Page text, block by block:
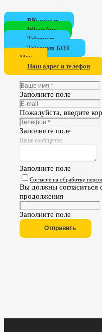
ВКонтакте
WhatsApp
Telegram
Telegram БОТ
Мах
Наш адрес и телефон
Заполните поле
Пожалуйста, введите
Заполните поле
Ваше сообщение
Заполните поле
Согласие на обработку
Вы должны согласиться
продолжения
Заполните поле
Отправить